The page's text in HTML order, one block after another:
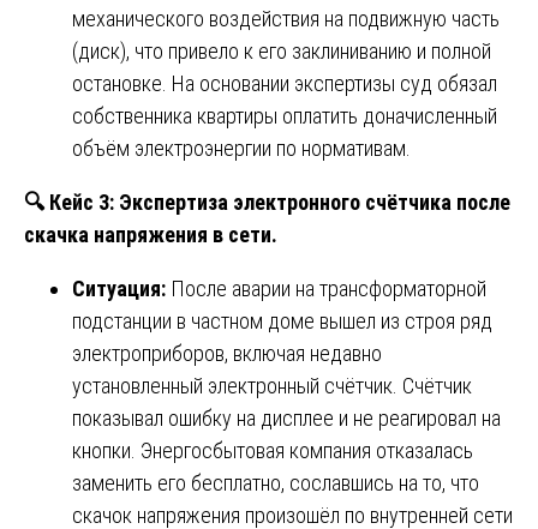
механического воздействия на подвижную часть
(диск), что привело к его заклиниванию и полной
остановке. На основании экспертизы суд обязал
собственника квартиры оплатить доначисленный
объём электроэнергии по нормативам.
🔍Кейс 3: Экспертиза электронного счётчика после
скачка напряжения в сети.
Ситуация: После аварии на трансформаторной
подстанции в частном доме вышел из строя ряд
электроприборов, включая недавно
установленный электронный счётчик. Счётчик
показывал ошибку на дисплее и не реагировал на
кнопки. Энергосбытовая компания отказалась
заменить его бесплатно, сославшись на то, что
скачок напряжения произошёл по внутренней сети